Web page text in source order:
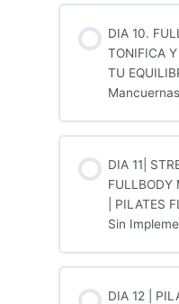
DIA 10.
TONIFICA
TU
DIA 11|
FULLBODY
| PILATES
Sin
DIA 12 |